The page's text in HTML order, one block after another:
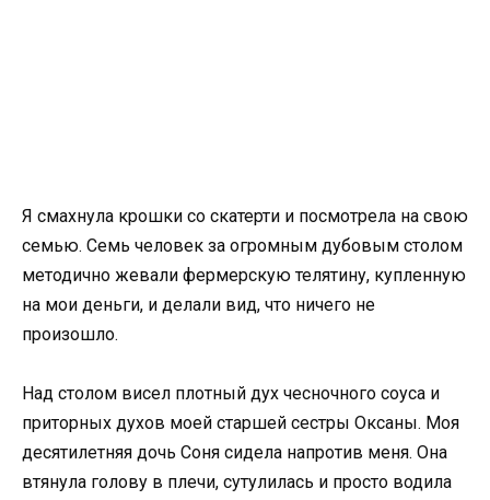
Я смахнула крошки со скатерти и посмотрела на свою
семью. Семь человек за огромным дубовым столом
методично жевали фермерскую телятину, купленную
на мои деньги, и делали вид, что ничего не
произошло.
Над столом висел плотный дух чесночного соуса и
приторных духов моей старшей сестры Оксаны. Моя
десятилетняя дочь Соня сидела напротив меня. Она
втянула голову в плечи, сутулилась и просто водила